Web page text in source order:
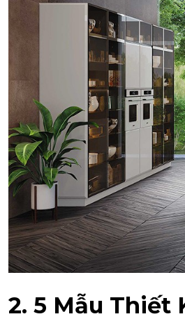
2. 5 Mẫu Thiết